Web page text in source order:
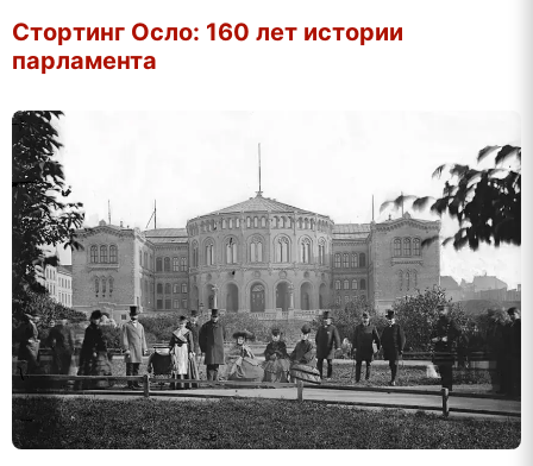
Стортинг Осло: 160 лет истории
парламента